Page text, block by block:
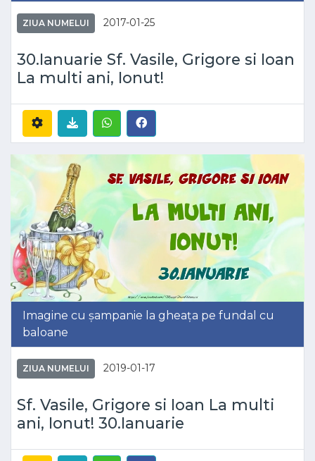
ZIUA NUMELUI 2017-01-25
30.Ianuarie Sf. Vasile, Grigore si Ioan
La multi ani, Ionut!
Imagine cu șampanie la gheața pe fundal cu
baloane
ZIUA NUMELUI 2019-01-17
Sf. Vasile, Grigore si Ioan La multi
ani, Ionut! 30.Ianuarie